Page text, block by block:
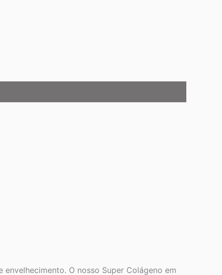
O nosso Super Colágeno em